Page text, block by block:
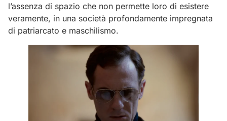
l’assenza di spazio che non permette loro di esistere
veramente, in una società profondamente impregnata
di patriarcato e maschilismo.